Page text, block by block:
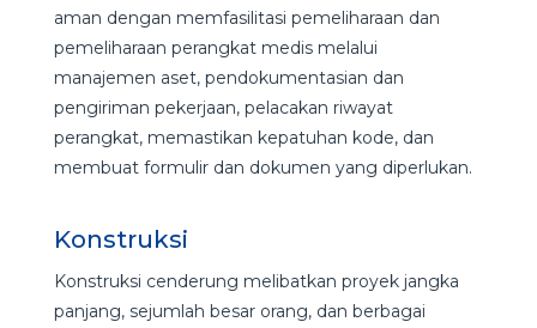
aman dengan memfasilitasi pemeliharaan dan
pemeliharaan perangkat medis melalui
manajemen aset, pendokumentasian dan
pengiriman pekerjaan, pelacakan riwayat
perangkat, memastikan kepatuhan kode, dan
membuat formulir dan dokumen yang diperlukan.
Konstruksi
Konstruksi cenderung melibatkan proyek jangka
panjang, sejumlah besar orang, dan berbagai